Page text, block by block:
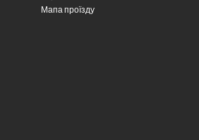
Мапа проїзду